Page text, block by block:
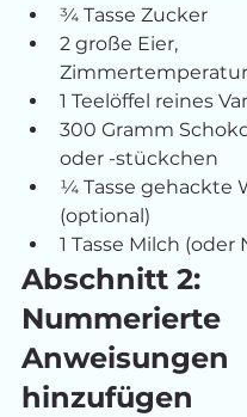
¾ Tasse Zucker
2 große Eier,
Zimmertemperatur
1 Teelöffel reines
300 Gramm
oder -stückchen
¼ Tasse gehackte
(optional)
1 Tasse Milch (oder
Abschnitt 2:
Nummerierte
Anweisungen
hinzufügen